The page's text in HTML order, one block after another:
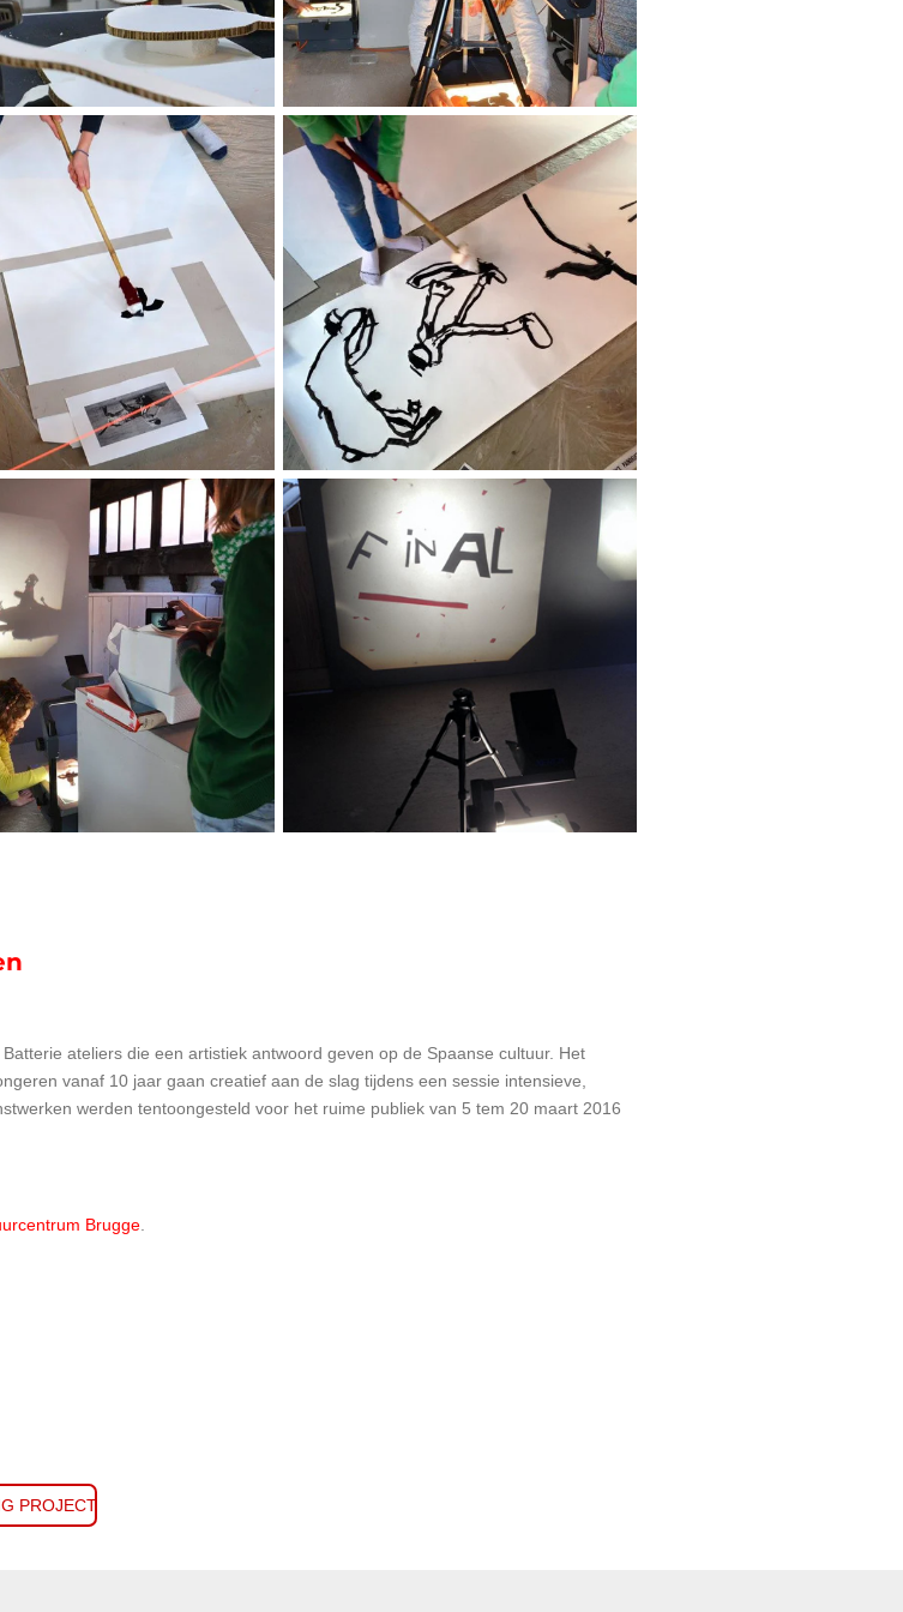
ateliers die een artistiek antwoord geven op de Spaanse cultuur. Het
vanaf 10 jaar gaan creatief aan de slag tijdens een sessie intensieve,
werden tentoongesteld voor het ruime publiek van 5 tem 20 maart 2016
Brugge
PROJECT